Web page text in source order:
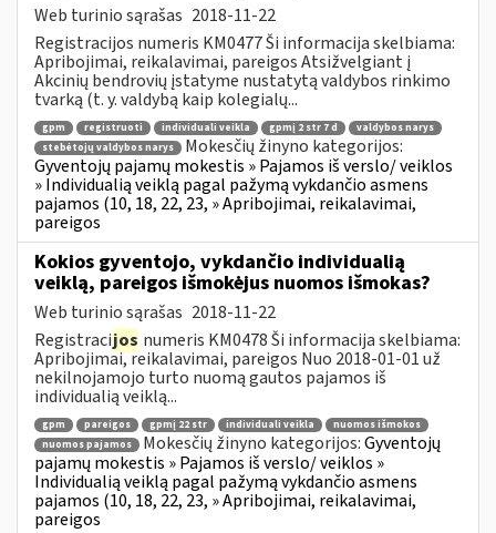
Web turinio sąrašas 2018-11-22
Registracijos numeris KM0477 Ši informacija skelbiama:
Apribojimai, reikalavimai, pareigos Atsižvelgiant į
Akcinių bendrovių įstatyme nustatytą valdybos rinkimo
tvarką (t. y. valdybą kaip kolegialų...
gpm registruoti individuali veikla gpmį 2 str 7 d
valdybos narys
stebėtojų valdybos narys
Mokesčių žinyno kategorijos:
Gyventojų pajamų mokestis » Pajamos iš verslo/ veiklos
» Individualią veiklą pagal pažymą vykdančio asmens
pajamos (10, 18, 22, 23, » Apribojimai, reikalavimai,
pareigos
Kokios gyventojo, vykdančio individualią
veiklą, pareigos išmokėjus nuomos išmokas?
Web turinio sąrašas 2018-11-22
Registracijos numeris KM0478 Ši informacija skelbiama:
Apribojimai, reikalavimai, pareigos Nuo 2018-01-01 už
nekilnojamojo turto nuomą gautos pajamos iš
individualią veiklą...
gpm pareigos gpmį 22 str individuali veikla
nuomos išmokos
nuomos pajamos
Mokesčių žinyno kategorijos:Gyventojų
pajamų mokestis » Pajamos iš verslo/ veiklos »
Individualią veiklą pagal pažymą vykdančio asmens
pajamos (10, 18, 22, 23, » Apribojimai, reikalavimai,
pareigos